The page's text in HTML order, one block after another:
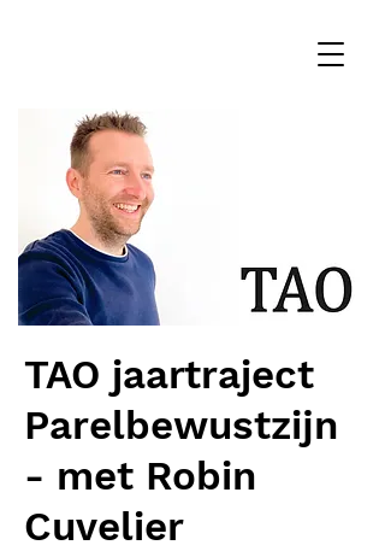
TAO jaartraject
Parelbewustzijn
- met Robin
Cuvelier